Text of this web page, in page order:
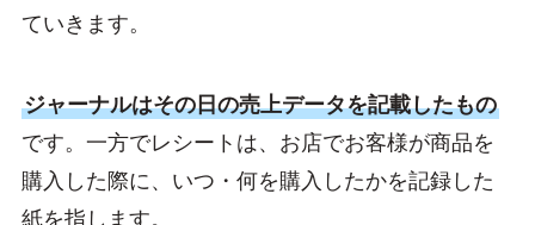
ていきます。
ジャーナルはその日の売上データを記載したもの
です。一方でレシートは、お店でお客様が商品を
購入した際に、いつ・何を購入したかを記録した
紙を指します。